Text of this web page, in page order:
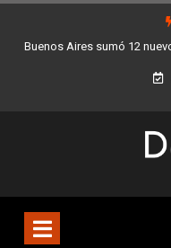
y ya son 90 en toda la